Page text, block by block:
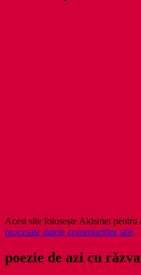
Acest site folosește Akismet pentru
procesate datele comentariilor tale.
poezie de azi cu